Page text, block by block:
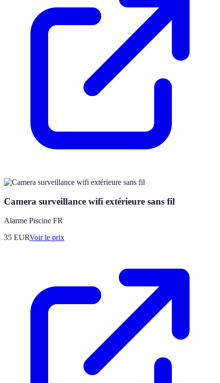
Camera surveillance wifi extérieure sans fil
Alarme Piscine FR
35 EURVoir le prix